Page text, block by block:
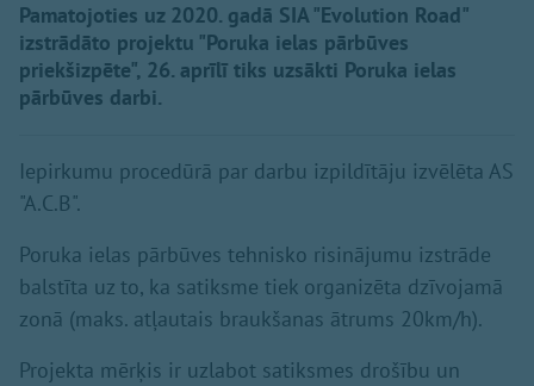
Pamatojoties uz 2020. gadā SIA "Evolution Road"
izstrādāto projektu "Poruka ielas pārbūves
priekšizpēte", 26. aprīlī tiks uzsākti Poruka ielas
pārbūves darbi.
Iepirkumu procedūrā par darbu izpildītāju izvēlēta AS
"A.C.B".
Poruka ielas pārbūves tehnisko risinājumu izstrāde
balstīta uz to, ka satiksme tiek organizēta dzīvojamā
zonā (maks. atļautais braukšanas ātrums 20km/h).
Projekta mērķis ir uzlabot satiksmes drošību un